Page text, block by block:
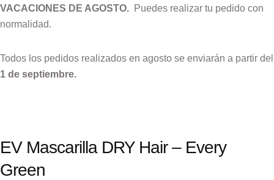
VACACIONES DE AGOSTO. Puedes realizar tu pedido con
normalidad.
Todos los pedidos realizados en agosto se enviarán a partir del
1 de septiembre.
EV Mascarilla DRY Hair – Every
Green